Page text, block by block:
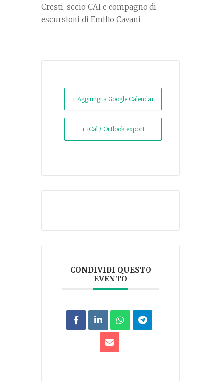
Cresti, socio CAI e compagno di
escursioni di Emilio Cavani
+ Aggiungi a Google Calendar
+ iCal / Outlook export
CONDIVIDI QUESTO
EVENTO